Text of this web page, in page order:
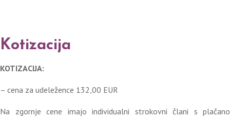
Kotizacija
KOTIZACIJA:
– cena za udeležence 132,00 EUR
Na zgornje cene imajo individualni strokovni člani s plačano